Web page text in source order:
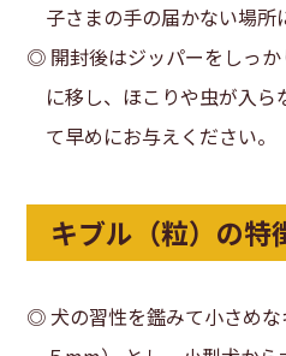
子さまの手の届かない場所
◎ 開封後はジッパーをしっ
に移し、ほこりや虫が入
て早めにお与えください。
キブル（粒）の特
◎ 犬の習性を鑑みて小さめ